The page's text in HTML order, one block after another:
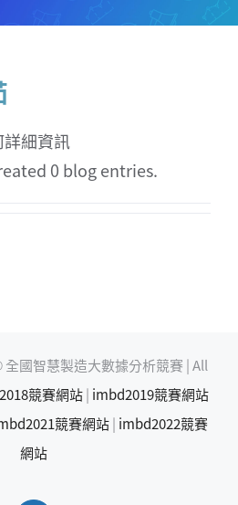
細資訊
0 blog entries.
全國智慧製造大數據分析競賽 | All
競賽網站| imbd2019競賽網站
競賽網站| imbd2022競賽
網站